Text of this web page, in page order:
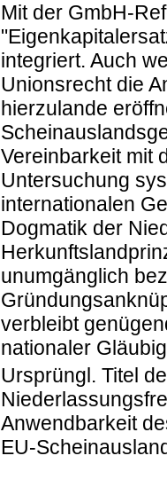
Mit der GmbH-
integriert. Auch
Unionsrecht die
hierzulande
Vereinbarkeit mit
Untersuchung
internationalen
Dogmatik der
unumgänglich
verbleibt
nationaler
Ursprüngl. Titel
Anwendbarkeit
EU-